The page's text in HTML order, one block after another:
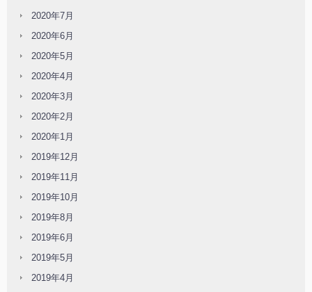
2020年7月
2020年6月
2020年5月
2020年4月
2020年3月
2020年2月
2020年1月
2019年12月
2019年11月
2019年10月
2019年8月
2019年6月
2019年5月
2019年4月